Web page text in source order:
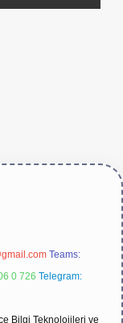
Teams:
0 726 Telegram:
Bilgi Teknolojileri ve